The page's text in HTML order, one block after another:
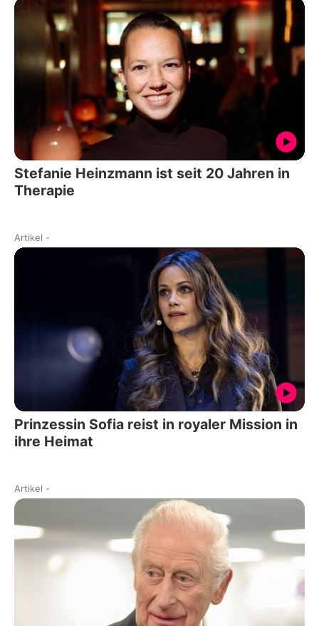
Stefanie Heinzmann ist seit 20 Jahren in
Therapie
Artikel -
Prinzessin Sofia reist in royaler Mission in
ihre Heimat
Artikel -